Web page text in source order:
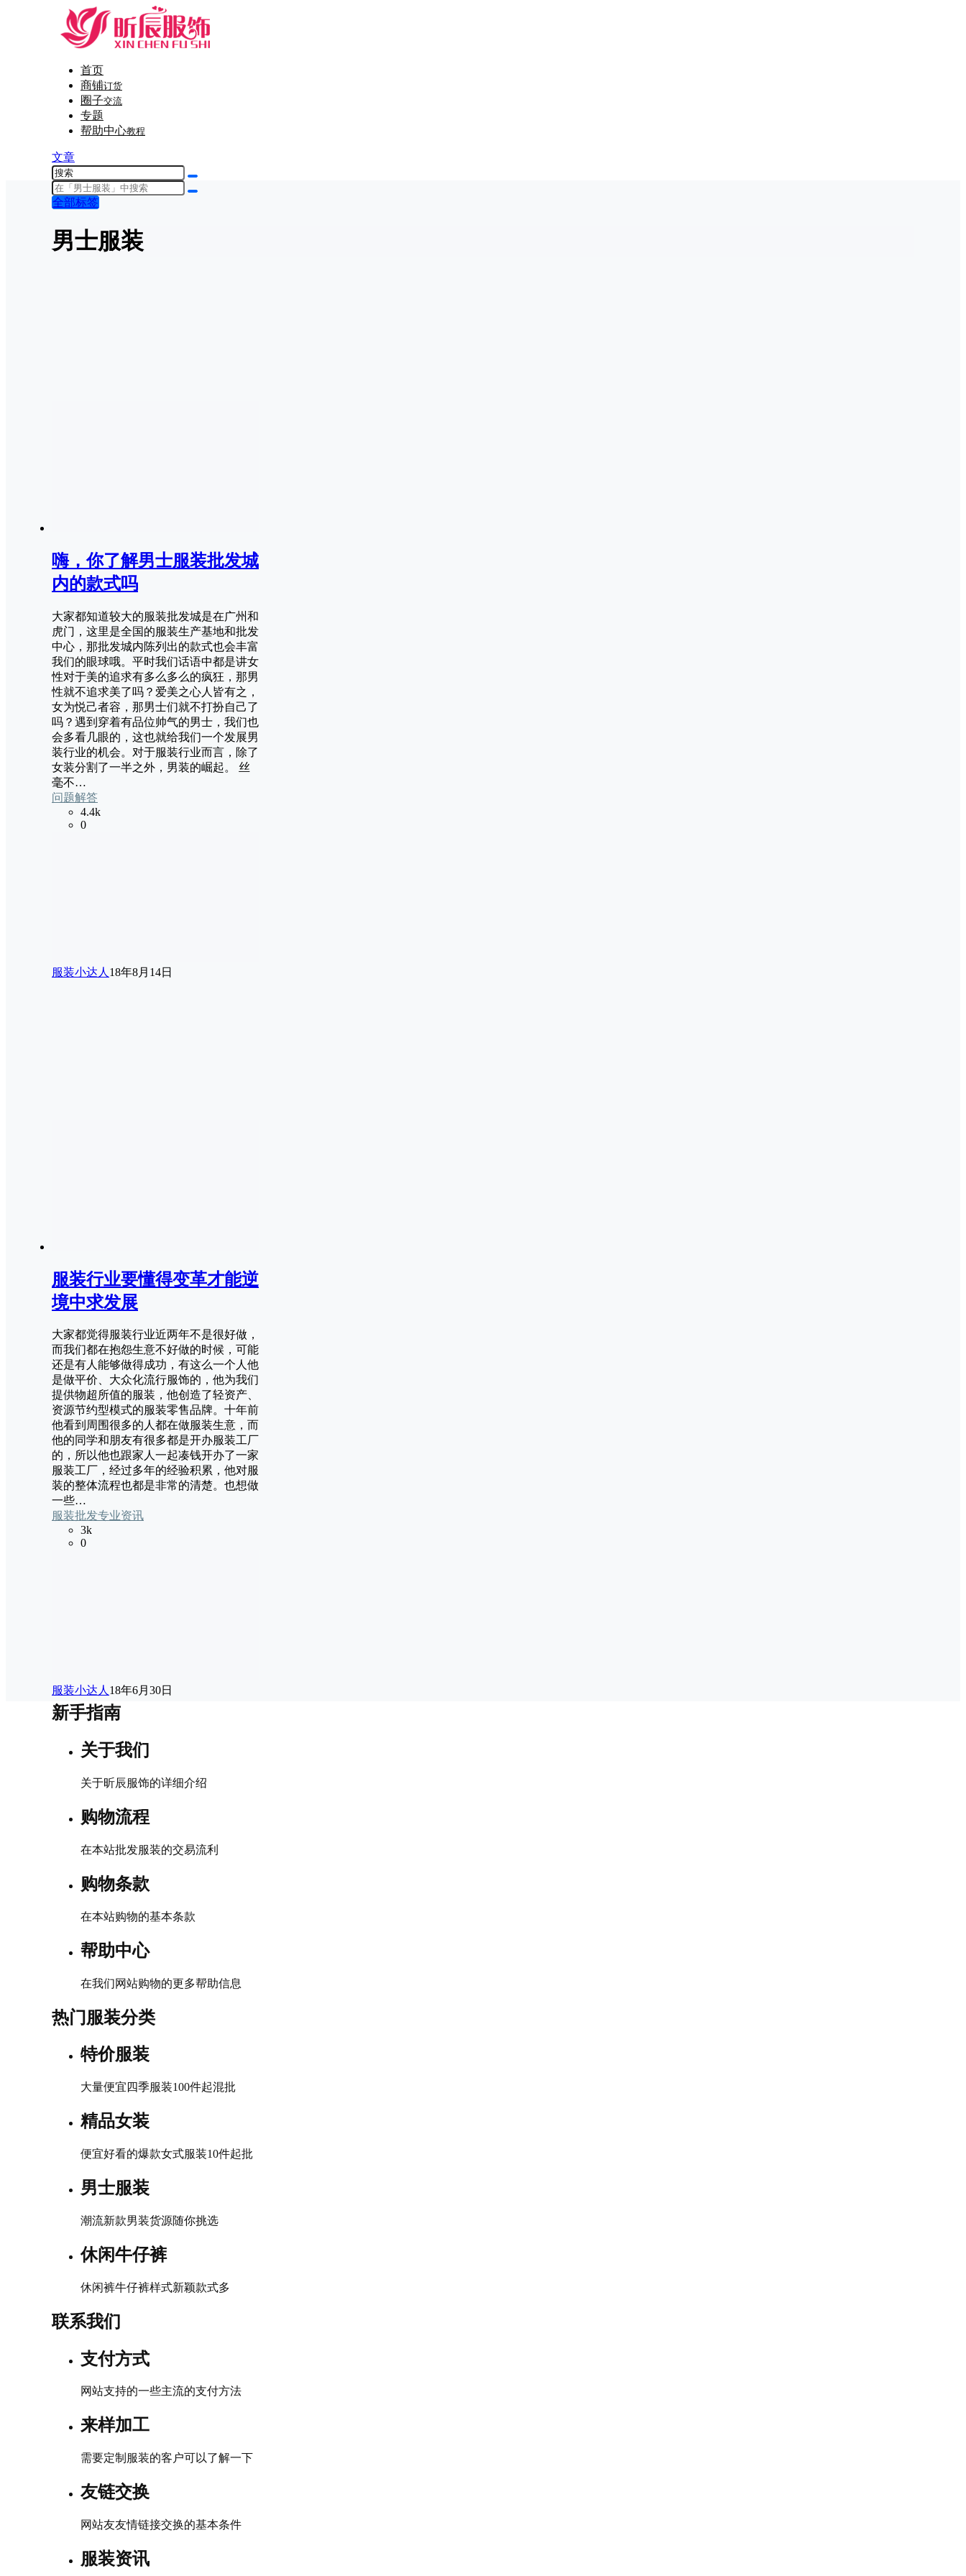
首页
商铺订货
圈子交流
专题
帮助中心教程
文章
全部标签
男士服装
嗨，你了解男士服装批发城
内的款式吗
大家都知道较大的服装批发城是在广州和
虎门，这里是全国的服装生产基地和批发
中心，那批发城内陈列出的款式也会丰富
我们的眼球哦。平时我们话语中都是讲女
性对于美的追求有多么多么的疯狂，那男
性就不追求美了吗？爱美之心人皆有之，
女为悦己者容，那男士们就不打扮自己了
吗？遇到穿着有品位帅气的男士，我们也
会多看几眼的，这也就给我们一个发展男
装行业的机会。对于服装行业而言，除了
女装分割了一半之外，男装的崛起。 丝
毫不…
问题解答
4.4k
0
服装小达人 18年8月14日
服装行业要懂得变革才能逆
境中求发展
大家都觉得服装行业近两年不是很好做，
而我们都在抱怨生意不好做的时候，可能
还是有人能够做得成功，有这么一个人他
是做平价、大众化流行服饰的，他为我们
提供物超所值的服装，他创造了轻资产、
资源节约型模式的服装零售品牌。十年前
他看到周围很多的人都在做服装生意，而
他的同学和朋友有很多都是开办服装工厂
的，所以他也跟家人一起凑钱开办了一家
服装工厂，经过多年的经验积累，他对服
装的整体流程也都是非常的清楚。也想做
一些…
服装批发专业资讯
3k
0
服装小达人18年6月30日
新手指南
关于我们
关于昕辰服饰的详细介绍
购物流程
在本站批发服装的交易流利
购物条款
在本站购物的基本条款
帮助中心
在我们网站购物的更多帮助信息
热门服装分类
特价服装
大量便宜四季服装100件起混批
精品女装
便宜好看的爆款女式服装10件起批
男士服装
潮流新款男装货源随你挑选
休闲牛仔裤
休闲裤牛仔裤样式新颖款式多
联系我们
支付方式
网站支持的一些主流的支付方法
来样加工
需要定制服装的客户可以了解一下
友链交换
网站友友情链接交换的基本条件
服装资讯